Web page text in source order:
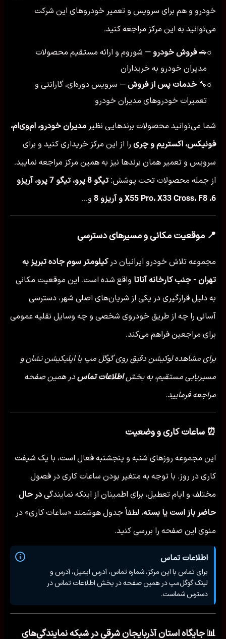
خودرو و هم برای سرویس و تعمیر خودروهای این شرکت
می‌توانید به این مرکز مراجعه کنید.
○
🚗فروش خودرو — شوروم و ارائه مستقیم محصولات
مدیران خودرو به خریداران
○
🔧 خدمات پس از فروش — سرویس دوره‌ای، گارانتی و
تعمیرات خودروهای مدیران خودرو
شما می‌توانید محصولات برندهایی نظیر مدیران خودرو، ام‌وی‌ام،
فونیکس، اکستریم و چری را از این مرکز خریداری کنید و برای
سرویس و تعمیر همان برندها نیز به همین مرکز مراجعه نمایید.
از جمله محصولات تحت پوشش:
تیگو 8 پرو، تیگو 7 پرو، آریزو
6، X55 Pro، X33 Cross، F8 و آریزو 8
و...
📍 موقعیت مکانی و مسیرهای دسترسی
مجموعه تلاش خودرو ایرانیان درکیلومتر سوم جاده تبریز به
تهران - جنب کارخانه آناتا واقع شده است. این موقعیت مکانی
به دلیل قرارگیری در یکی از شریان‌های اصلی شهر، دسترسی
آسانی را چه از طریق خودروی شخصی و چه وسایل نقلیه عمومی
برای مراجعین فراهم می‌کند.
برای مشاهده لوکیشن دقیق روی گوگل مپ یا اپلیکیشن نشان و
مسیریابی مستقیم، به بخشاطلاعات تماس در همین صفحه
مراجعه فرمایید.
⏰ ساعات کاری و وضعیت
این مجموعه روزهای شنبه و پنجشنبه فعال است، با یک شیفت
کاری در روز. با توجه به متغیر بودن ساعات کاری در فصول
مختلف و ایام تعطیل، برای اطمینان از اینکه نمایندگی در حال
حاضر باز است یا بسته، لطفاً جدول هوشمند «ساعات کاری» در
منوی این صفحه را بررسی کنید.
اطلاعات تماس
برای تماس با این مرکز، شماره تماس، آدرس ایمیل، آدرس و
لینک گوگل‌مپ در همین صفحه در بخش اطلاعات تماس در
دسترس شماست.
📊 جایگاه استان آذربایجان شرقی در شبکه نمایندگی‌های